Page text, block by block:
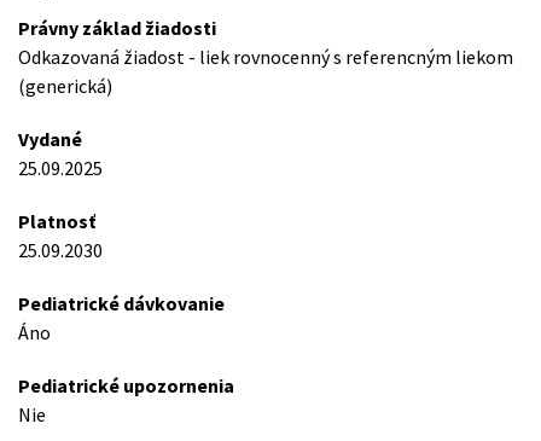
Právny základ žiadosti
Odkazovaná žiadost - liek rovnocenný s referencným liekom
(generická)
Vydané
25.09.2025
Platnosť
25.09.2030
Pediatrické dávkovanie
Áno
Pediatrické upozornenia
Nie